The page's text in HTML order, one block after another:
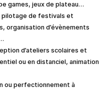
games, jeux de plateau…
pilotage de festivals et
organisation d’évènements
d’ateliers scolaires et
ou en distanciel, animation
ou perfectionnement à